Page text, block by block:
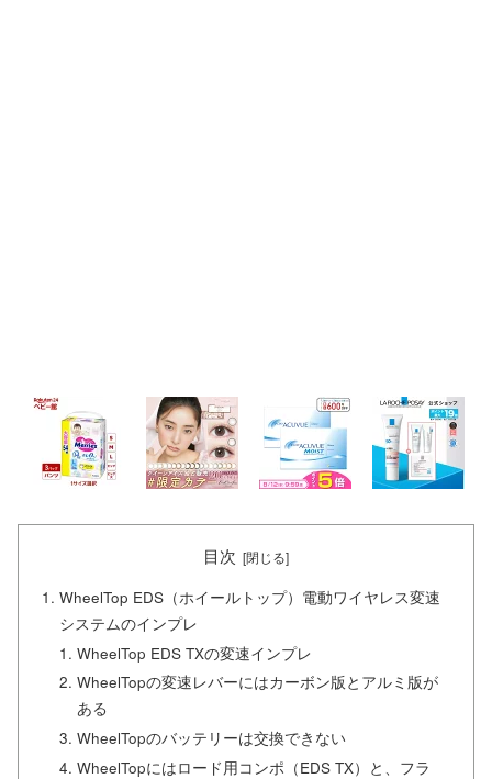
目次
WheelTop EDS（ホイールトップ）電動ワイヤレス変速
システムのインプレ
WheelTop EDS TXの変速インプレ
WheelTopの変速レバーにはカーボン版とアルミ版が
ある
WheelTopのバッテリーは交換できない
WheelTopにはロード用コンポ（EDS TX）と、フラ